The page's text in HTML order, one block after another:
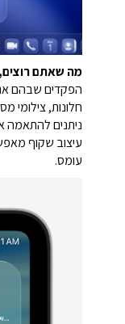
מה שאתם
הפקדים שבהם
חלונות, צילומי
ניתנים להתאמה
עיצוב שקוף
עומס.